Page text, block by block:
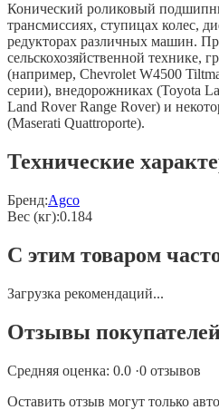
Конический роликовый
трансмиссиях, ступицах колес,
редукторах различных машин.
сельскохозяйственной технике,
(например, Chevrolet W4500
серии), внедорожниках (Toyota
Land Rover Range Rover) и
(Maserati Quattroporte).
Технические
Бренд:Agco
Вес (кг):0.184
С этим товаром
Загрузка рекомендаций...
Отзывы
Средняя оценка: 0.0 ·0 отзывов
Оставить отзыв могут только